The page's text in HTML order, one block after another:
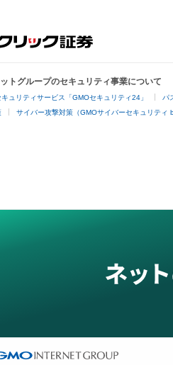
トグループのセキュリティ事業について
ュリティサービス「GMOセキュリティ24」 パ
サイバー攻撃対策（GMOサイバーセキュリティ